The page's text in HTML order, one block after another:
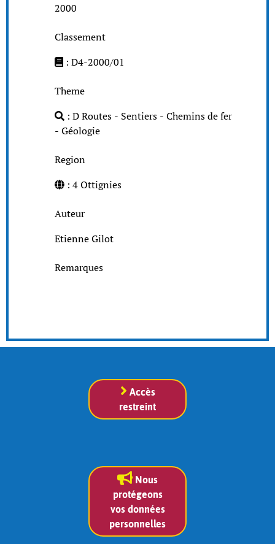
2000
Classement
: D4-2000/01
Theme
: D Routes - Sentiers - Chemins de fer
- Géologie
Region
: 4 Ottignies
Auteur
Etienne Gilot
Remarques
Accès
restreint
Nous
protégeons
vos données
personnelles